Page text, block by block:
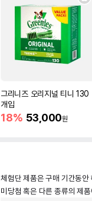
그리니즈 오리지널 티니 130
개입
18% 53,000원
체험단 제품은 구매 기간동
미당첨 혹은 다른 종류의 제